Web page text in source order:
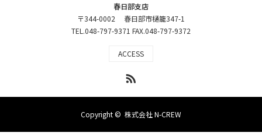
春日部支店
〒344-0002 春日部市樋籠347-1
TEL.048-797-9371 FAX.048-797-9372
ACCESS
Copyright © 株式会社 N-CREW